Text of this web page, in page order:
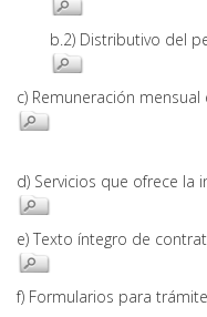
b.2) Distributivo del
c) Remuneración
d) Servicios que ofrece
e) Texto íntegro de
f) Formularios para